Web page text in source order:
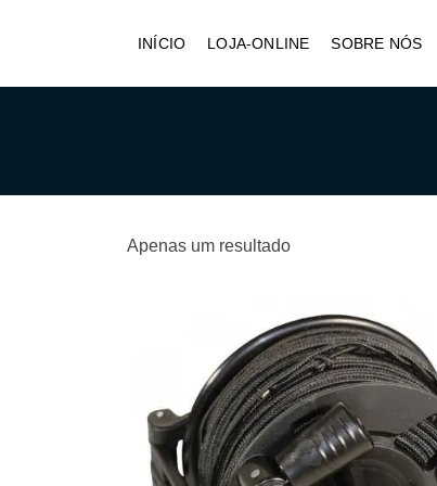
INÍCIO LOJA-ONLINE SOBRE NÓS
Apenas um resultado